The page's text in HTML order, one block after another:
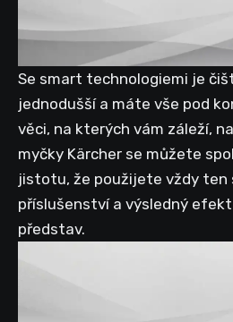
Se smart technologiemi je
jednodušší a máte vše pod
věci, na kterých vám záleží,
myčky Kärcher se můžete
jistotu, že použijete vždy ten
příslušenství a výsledný
představ.